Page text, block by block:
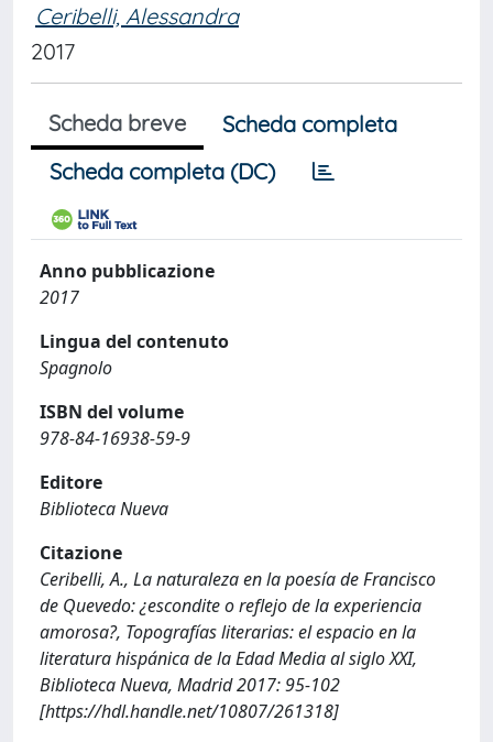
Ceribelli, Alessandra
2017
Scheda breve
Scheda completa
Scheda completa (DC)
Anno pubblicazione
2017
Lingua del contenuto
Spagnolo
ISBN del volume
978-84-16938-59-9
Editore
Biblioteca Nueva
Citazione
Ceribelli, A., La naturaleza en la poesía de Francisco
de Quevedo: ¿escondite o reflejo de la experiencia
amorosa?, Topografías literarias: el espacio en la
literatura hispánica de la Edad Media al siglo XXI,
Biblioteca Nueva, Madrid 2017: 95-102
[https://hdl.handle.net/10807/261318]